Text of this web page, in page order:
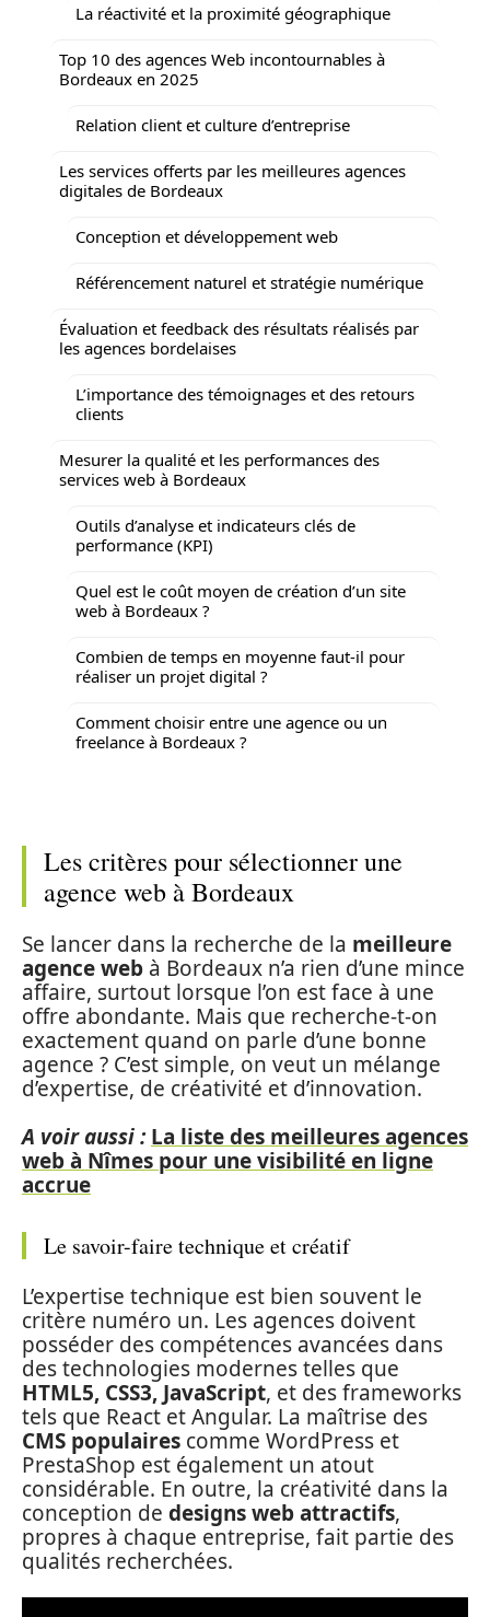
La réactivité et la proximité géographique
Top 10 des agences Web incontournables à
Bordeaux en 2025
Relation client et culture d’entreprise
Les services offerts par les meilleures agences
digitales de Bordeaux
Conception et développement web
Référencement naturel et stratégie numérique
Évaluation et feedback des résultats réalisés par
les agences bordelaises
L’importance des témoignages et des retours
clients
Mesurer la qualité et les performances des
services web à Bordeaux
Outils d’analyse et indicateurs clés de
performance (KPI)
Quel est le coût moyen de création d’un site
web à Bordeaux ?
Combien de temps en moyenne faut-il pour
réaliser un projet digital ?
Comment choisir entre une agence ou un
freelance à Bordeaux ?
Les critères pour sélectionner une
agence web à Bordeaux
Se lancer dans la recherche de la meilleure
agence web à Bordeaux n’a rien d’une mince
affaire, surtout lorsque l’on est face à une
offre abondante. Mais que recherche-t-on
exactement quand on parle d’une bonne
agence ? C’est simple, on veut un mélange
d’expertise, de créativité et d’innovation.
A voir aussi : La liste des meilleures agences
web à Nîmes pour une visibilité en ligne
accrue
Le savoir-faire technique et créatif
L’expertise technique est bien souvent le
critère numéro un. Les agences doivent
posséder des compétences avancées dans
des technologies modernes telles que
HTML5, CSS3, JavaScript, et des frameworks
tels que React et Angular. La maîtrise des
CMS populaires comme WordPress et
PrestaShop est également un atout
considérable. En outre, la créativité dans la
conception de designs web attractifs,
propres à chaque entreprise, fait partie des
qualités recherchées.